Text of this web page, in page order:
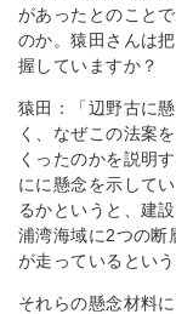
があったとのこと
のか。猿田さんは把
握していますか？
猿田：「辺野古に
く、なぜこの法案
くったのかを説明
にに懸念を示してい
るかというと、建
浦湾海域に2つの断
が走っているという
それらの懸念材料